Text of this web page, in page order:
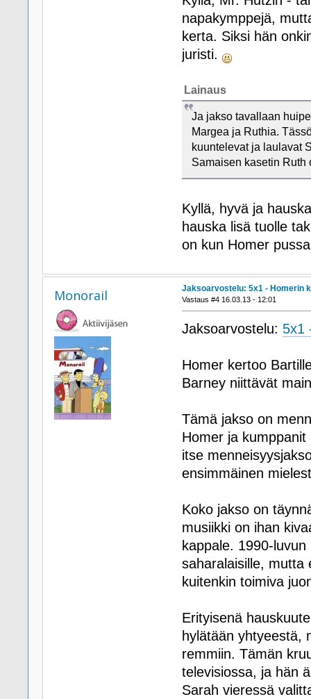
napakymppejä,
kerta. Siksi hän
juristi.
Lainaus
Ja jakso tavallaan
Margea ja Ruthia.
kuuntelevat ja laulavat
Samaisen kasetin Ruth
Kyllä, hyvä ja
hauska lisä tuolle
on kun Homer
Monorail Jaksoarvostelu: 5x1 - Homerin
Vastaus #4 16.03.13 - 12:01
Jaksoarvostelu: 5x1
Homer kertoo
Barney niittävät
Tämä jakso on
Homer ja
itse
ensimmäinen
Koko jakso on
musiikki on ihan
kappale. 1990-
saharalaisille, mutta
kuitenkin toimiva
Erityisenä
hylätään yhtyeestä,
remmiin. Tämän
televisiossa, ja hän
Sarah vieressä